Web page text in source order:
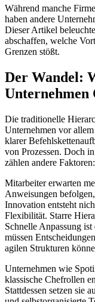
Während manche
haben andere
Dieser Artikel
abschaffen, welche
Grenzen stößt.
Der Wandel:
Unternehmen
Die traditionelle
Unternehmen vor
klarer
von Prozessen. Doch
zählen andere Faktoren:
Mitarbeiter erwarten
Anweisungen
Innovation entsteht
Flexibilität. Starre
Schnelle Anpassung
müssen
agilen Strukturen
Unternehmen wie
klassische Chefrollen
Stattdessen setzen sie